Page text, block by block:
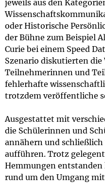
jeweils aus den
oder Historische
der Bühne zum Beispiel
Curie bei einem Speed
Szenario diskutierten
Teilnehmerinnen und
fehlerhafte
trotzdem veröffentliche
Ausgestattet mit
die Schülerinnen und
annähern und schließlich
aufführen. Trotz
Hemmungen
rund um den Umgang